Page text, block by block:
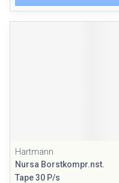
Hartmann
Nursa Borstkompr.nst.
Tape 30 P/s